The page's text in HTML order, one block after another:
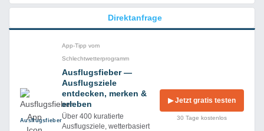
Direktanfrage
Ausflug­sfieber
App-Tipp vom
Schlechtwetterprogramm
Ausflugsfieber —
Ausflugsziele
entdecken, merken &
erleben
Über 400 kuratierte
Ausflugsziele, wetterbasiert
▶ Jetzt gratis testen
30 Tage kostenlos